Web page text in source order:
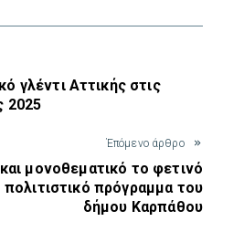
γλέντι Αττικής στις
2025
Έπόμενο άρθρο
μονοθεματικό το φετινό
πολιτιστικό πρόγραμμα του
δήμου Καρπάθου